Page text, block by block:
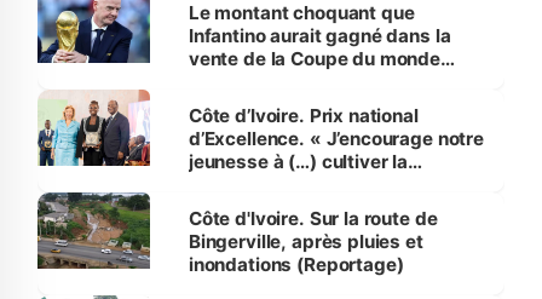
Le montant choquant que
Infantino aurait gagné dans la
vente de la Coupe du monde
Côte d’Ivoire. Prix national
d’Excellence. « J’encourage notre
jeunesse à (…) cultiver la
(Alassane Ouattara
Côte d'Ivoire. Sur la route de
Bingerville, après pluies et
inondations (Reportage)